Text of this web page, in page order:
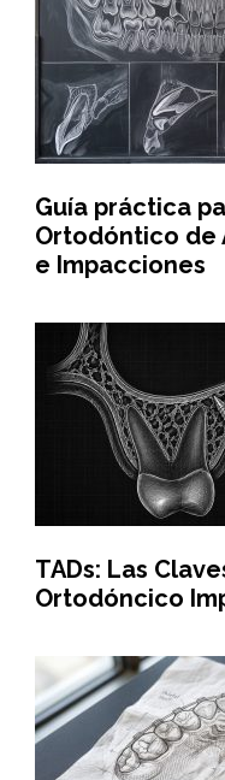
Guía práctica
Ortodóntico de
e Impacciones
TADs: Las
Ortodóncico